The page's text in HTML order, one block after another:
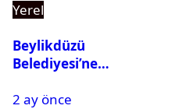
Yerel
Beylikdüzü
Belediyesi’ne
Gözaltına Alındı
2 ay önce